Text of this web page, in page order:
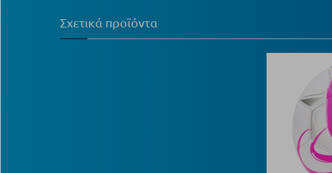
Σχετικά προϊόντα